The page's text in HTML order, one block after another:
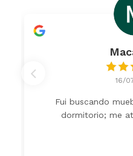
16/
Fui buscando
dormitorio; me